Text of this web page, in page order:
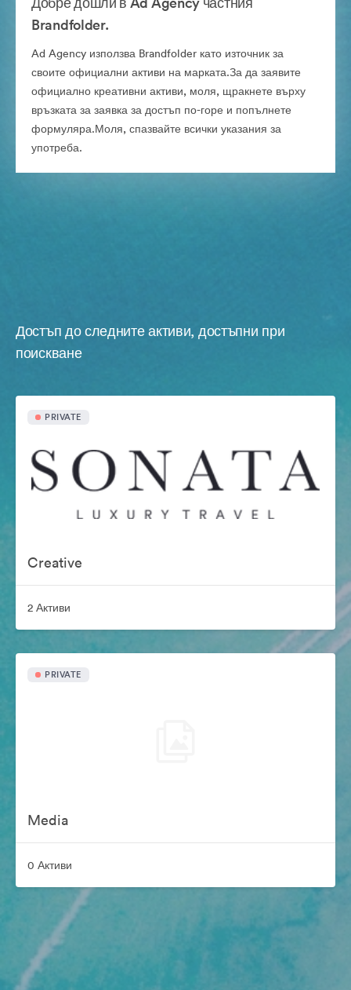
Brandfolder.
Ad Agency използва Brandfolder като източник за
своите официални активи на марката.За да заявите
официално креативни активи, моля, щракнете върху
връзката за заявка за достъп по-горе и попълнете
формуляра.Моля, спазвайте всички указания за
употреба.
Достъп до следните активи, достъпни при
поискване
PRIVATE
Creative
2 Активи
PRIVATE
Media
0 Активи